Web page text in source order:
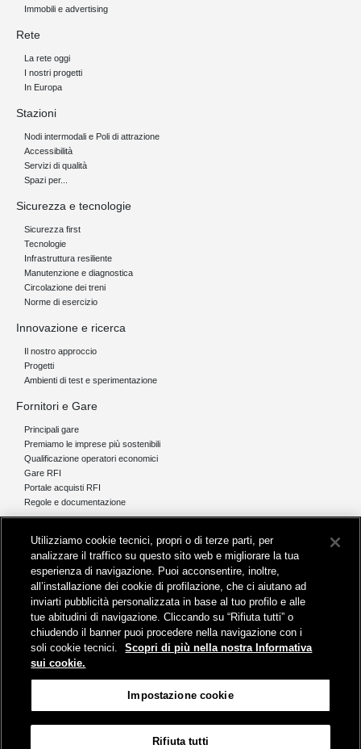
Immobili e advertising
Rete
La rete oggi
I nostri progetti
In Europa
Stazioni
Nodi intermodali e Poli di attrazione
Accessibilità
Servizi di qualità
Spazi per...
Sicurezza e tecnologie
Sicurezza first
Tecnologie
Infrastruttura resiliente
Manutenzione e diagnostica
Circolazione dei treni
Norme di esercizio
Innovazione e ricerca
Il nostro approccio
Progetti
Ambienti di test e sperimentazione
Fornitori e Gare
Principali gare
Premiamo le imprese più sostenibili
Qualificazione operatori economici
Gare RFI
Portale acquisti RFI
Regole e documentazione
Comunicati stampa e news
Novità on line
Infomobilità
Feed - RSS
Utilizziamo cookie tecnici, propri o di terze parti, per
analizzare il traffico su questo sito web e migliorare la tua
esperienza di navigazione. Puoi acconsentire, inoltre,
all’installazione dei cookie di profilazione, che ci aiutano ad
inviarti pubblicità personalizzata in base al tuo profilo e alle
tue abitudini di navigazione. Cliccando su “Rifiuta tutti” o
chiudendo il banner puoi procedere nella navigazione con i
soli cookie tecnici.
Scopri di più nella nostra Informativa
sui cookie.
Impostazione cookie
Rifiuta tutti